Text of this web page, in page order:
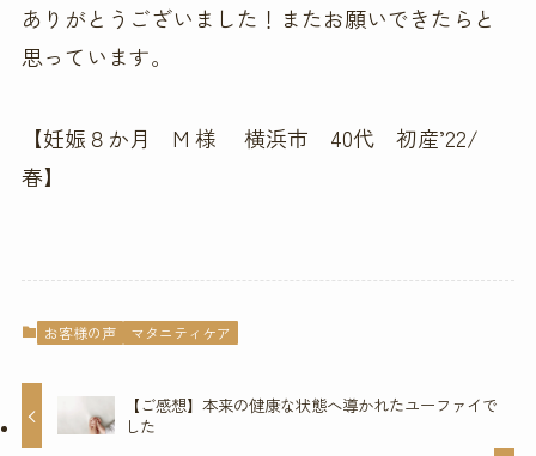
ありがとうございました！またお願いできたらと
思っています。
【妊娠８か月 M 様 横浜市 40代 初産’22/
春】
お客様の声 マタニティケア
【ご感想】本来の健康な状態へ導かれたユーファイで
した